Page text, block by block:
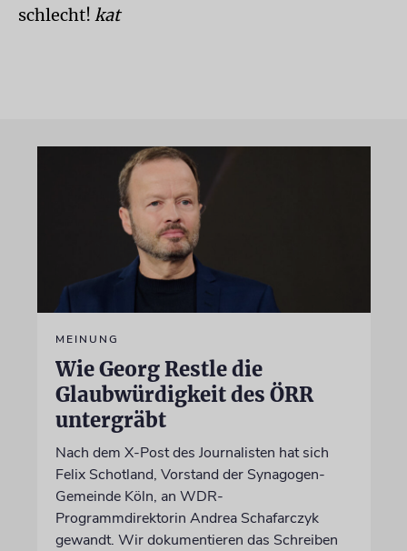
schlecht! kat
MEINUNG
Wie Georg Restle die
Glaubwürdigkeit des ÖRR
untergräbt
Nach dem X-Post des Journalisten hat sich
Felix Schotland, Vorstand der Synagogen-
Gemeinde Köln, an WDR-
Programmdirektorin Andrea Schafarczyk
gewandt. Wir dokumentieren das Schreiben